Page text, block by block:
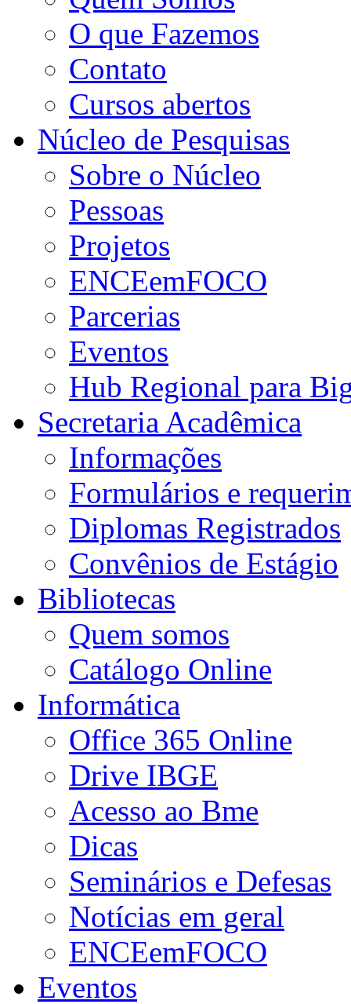
O que Fazemos
Contato
Cursos abertos
Núcleo de Pesquisas
Sobre o Núcleo
Pessoas
Projetos
ENCEemFOCO
Parcerias
Eventos
Hub Regional para
Secretaria Acadêmica
Informações
Formulários e
Diplomas Registrados
Convênios de Estágio
Bibliotecas
Quem somos
Catálogo Online
Informática
Office 365 Online
Drive IBGE
Acesso ao Bme
Dicas
Seminários e Defesas
Notícias em geral
ENCEemFOCO
Eventos